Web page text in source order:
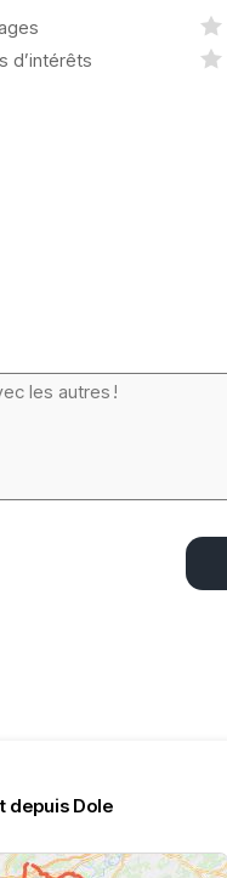
d’intérêts
depuis Dole